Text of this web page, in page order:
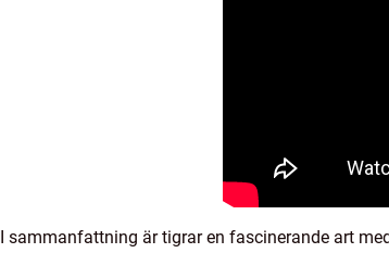
I sammanfattning är tigrar en fascinerande art